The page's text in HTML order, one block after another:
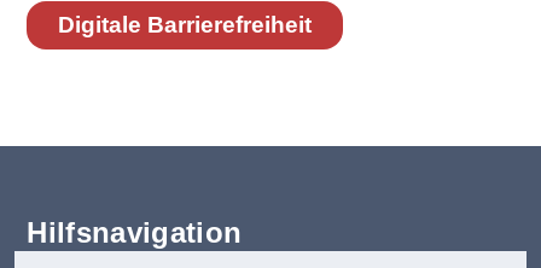
Digitale Barrierefreiheit
Hilfsnavigation